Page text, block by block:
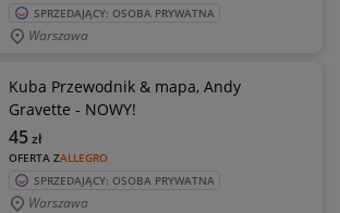
SPRZEDAJĄCY: OSOBA PRYWATNA
Warszawa
Kuba Przewodnik & mapa, Andy
Gravette - NOWY!
OFERTA ZALLEGRO
45zł
SPRZEDAJĄCY: OSOBA PRYWATNA
Warszawa